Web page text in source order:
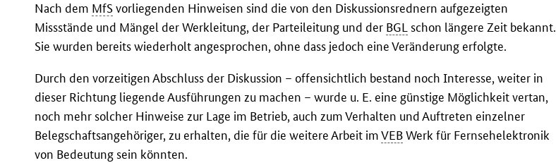
Nach dem MfSvorliegenden Hinweisen sind die von den Diskussionsrednern aufgezeigten
Missstände und Mängel der Werkleitung, der Parteileitung und der BGLschon längere Zeit bekannt.
Sie wurden bereits wiederholt angesprochen, ohne dass jedoch eine Veränderung erfolgte.
Durch den vorzeitigen Abschluss der Diskussion – offensichtlich bestand noch Interesse, weiter in
dieser Richtung liegende Ausführungen zu machen – wurde u. E. eine günstige Möglichkeit vertan,
noch mehr solcher Hinweise zur Lage im Betrieb, auch zum Verhalten und Auftreten einzelner
Belegschaftsangehöriger, zu erhalten, die für die weitere Arbeit imVEBWerk für Fernsehelektronik
von Bedeutung sein könnten.